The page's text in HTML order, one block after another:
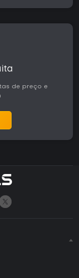
de preço e